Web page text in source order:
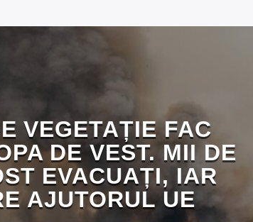
VEGETAȚIE FAC
DE VEST. MII DE
EVACUAȚI, IAR
AJUTORUL UE